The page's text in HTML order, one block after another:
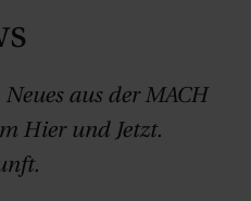
aus der MACH
Hier und Jetzt.